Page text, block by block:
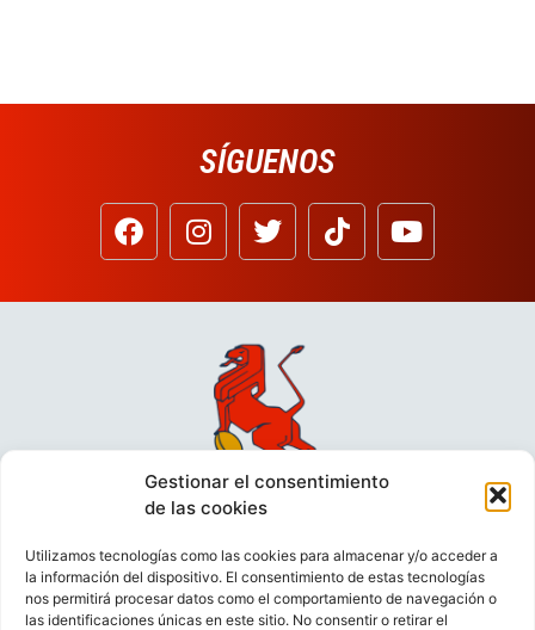
Gestionar el consentimiento
de las cookies
Utilizamos tecnologías como las cookies para almacenar y/o acceder a
la información del dispositivo. El consentimiento de estas tecnologías
nos permitirá procesar datos como el comportamiento de navegación o
las identificaciones únicas en este sitio. No consentir o retirar el
SÍGUENOS